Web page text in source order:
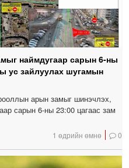
наймдугаар сарын 6-ны
ус зайлуулах шугамын
арын замыг шинэчлэх,
сарын 6-ны 23:00 цагаас зам
1 өдрийн өмнө 0